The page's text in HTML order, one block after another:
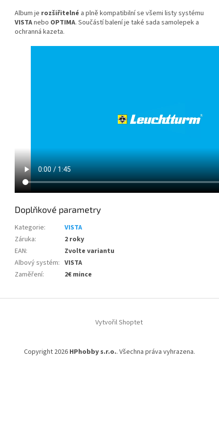
Album je rozšiřitelné a plně kompatibilní se všemi listy systému
VISTAnebo OPTIMA. Součástí balení je také sada samolepek a
ochranná kazeta.
Doplňkové parametry
Kategorie:
VISTA
Záruka:
2 roky
EAN:
Zvolte variantu
Albový systém: VISTA
Zaměření: 2€ mince
Vytvořil Shoptet
Copyright 2026 HPhobby s.r.o.. Všechna práva vyhrazena.